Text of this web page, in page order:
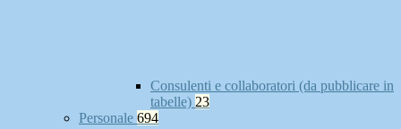
Consulenti e collaboratori (da pubblicare in
tabelle) 23
Personale 694